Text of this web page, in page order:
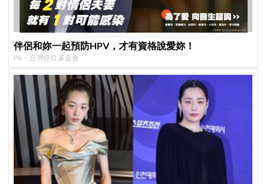
伴侶和妳一起預防HPV，才有資格說愛妳！
PR・台灣癌症基金會